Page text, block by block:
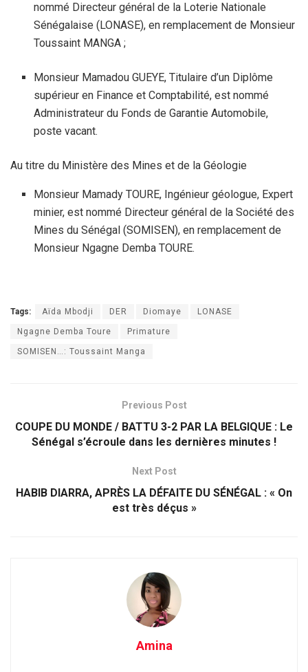
nommé Directeur général de la Loterie Nationale
Sénégalaise (LONASE), en remplacement de Monsieur
Toussaint MANGA ;
Monsieur Mamadou GUEYE, Titulaire d’un Diplôme
supérieur en Finance et Comptabilité, est nommé
Administrateur du Fonds de Garantie Automobile,
poste vacant.
Au titre du Ministère des Mines et de la Géologie
Monsieur Mamady TOURE, Ingénieur géologue, Expert
minier, est nommé Directeur général de la Société des
Mines du Sénégal (SOMISEN), en remplacement de
Monsieur Ngagne Demba TOURE.
Tags: Aïda Mbodji DER Diomaye LONASE
Ngagne Demba Toure Primature
SOMISEN…: Toussaint Manga
Previous Post
COUPE DU MONDE / BATTU 3-2 PAR LA BELGIQUE : Le
Sénégal s’écroule dans les dernières minutes !
Next Post
HABIB DIARRA, APRÈS LA DÉFAITE DU SÉNÉGAL : « On
est très déçus »
Amina